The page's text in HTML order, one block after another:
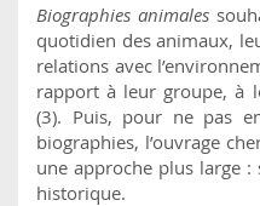
Biographies animales
quotidien des animaux,
relations avec
rapport à leur groupe, à
(3). Puis, pour ne pas
biographies, l’ouvrage
une approche plus large
historique.